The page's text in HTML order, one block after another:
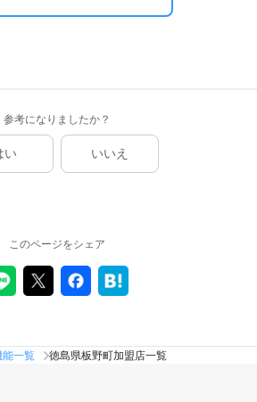
参考になりましたか？
い いいえ
このページをシェア
能一覧 徳島県板野町加盟店一覧